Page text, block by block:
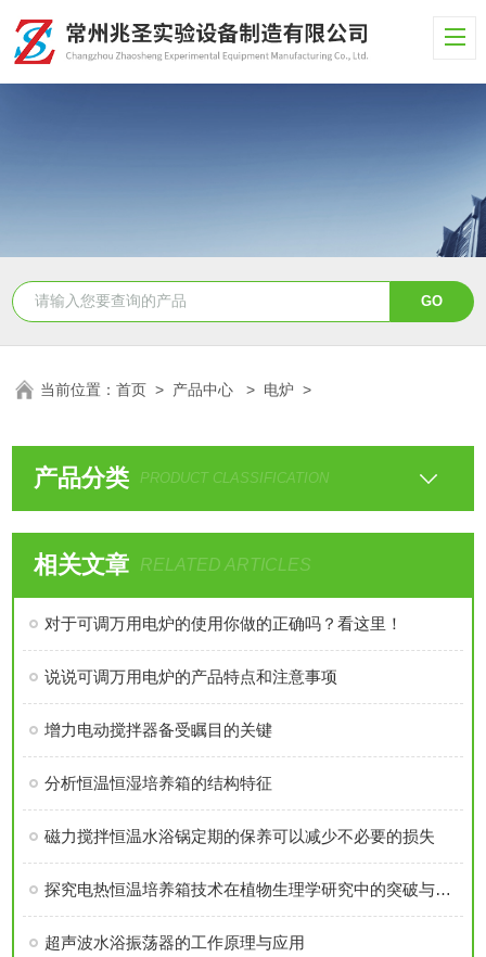
当前位置：首页 > 产品中心 > 电炉 >
产品分类 PRODUCT CLASSIFICATION
相关文章 RELATED ARTICLES
对于可调万用电炉的使用你做的正确吗？看这里！
说说可调万用电炉的产品特点和注意事项
增力电动搅拌器备受瞩目的关键
分析恒温恒湿培养箱的结构特征
磁力搅拌恒温水浴锅定期的保养可以减少不必要的损失
探究电热恒温培养箱技术在植物生理学研究中的突破与创新
超声波水浴振荡器的工作原理与应用